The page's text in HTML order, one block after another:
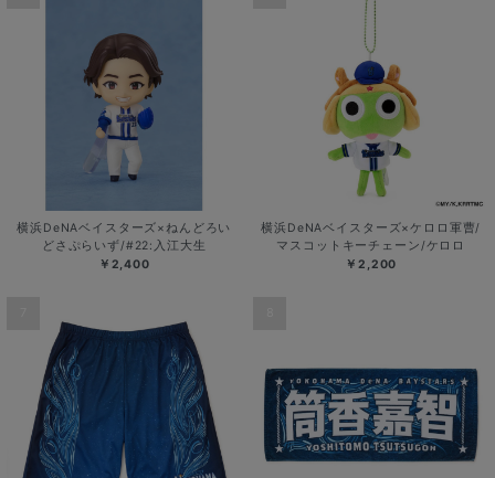
横浜DeNAベイスターズ×ねんどろい
どさぷらいず/#22:入江大生
￥2,400
横浜DeNAベイスターズ×ケロロ軍曹/
マスコットキーチェーン/ケロロ
￥2,200